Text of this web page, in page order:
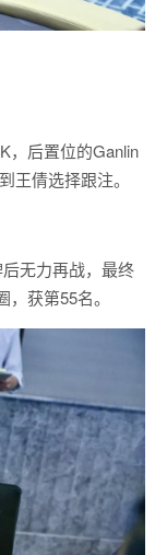
，后置位的Ganlin
王倩选择跟注。
无力再战，最终
获第55名。